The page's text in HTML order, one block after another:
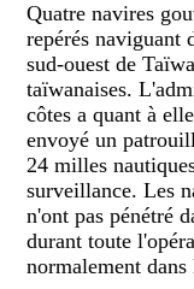
Quatre navires
repérés naviguant
sud-ouest de
taïwanaises.
côtes a quant à
envoyé un
24 milles
surveillance. Les
n'ont pas pénétré
durant toute
normalement